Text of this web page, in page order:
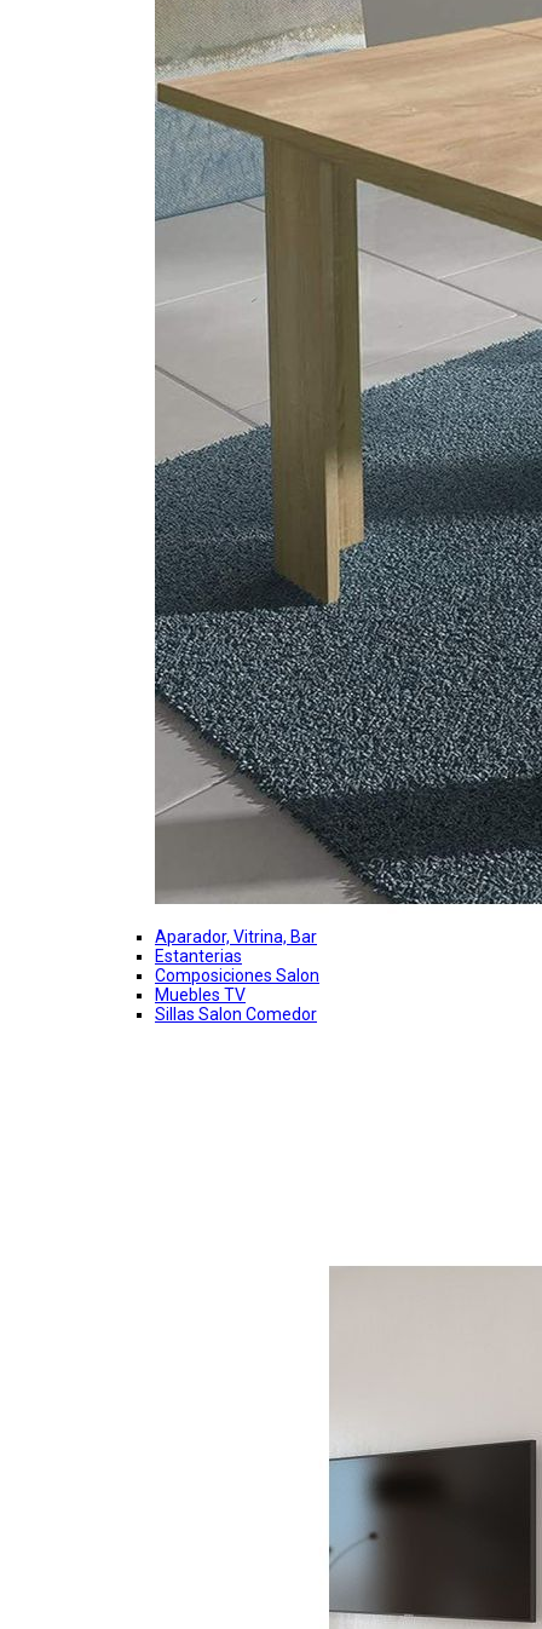
Aparador, Vitrina, Bar
Estanterias
Composiciones Salon
Muebles TV
Sillas Salon Comedor